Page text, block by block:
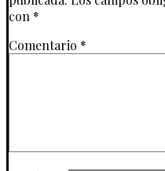
con *
Comentario *